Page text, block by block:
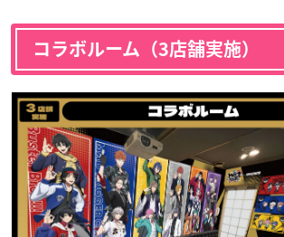
コラボルーム（3店舗実施）